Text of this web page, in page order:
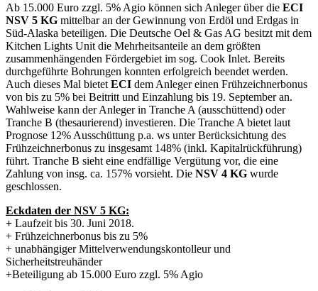
Ab 15.000 Euro zzgl. 5% Agio können sich Anleger über die ECI
NSV 5 KG mittelbar an der Gewinnung von Erdöl und Erdgas in
Süd-Alaska beteiligen. Die Deutsche Oel & Gas AG besitzt mit dem
Kitchen Lights Unit die Mehrheitsanteile an dem größten
zusammenhängenden Fördergebiet im sog. Cook Inlet. Bereits
durchgeführte Bohrungen konnten erfolgreich beendet werden.
Auch dieses Mal bietet ECI dem Anleger einen Frühzeichnerbonus
von bis zu 5% bei Beitritt und Einzahlung bis 19. September an.
Wahlweise kann der Anleger in Tranche A (ausschüttend) oder
Tranche B (thesaurierend) investieren. Die Tranche A bietet laut
Prognose 12% Ausschüttung p.a. ws unter Berücksichtung des
Frühzeichnerbonus zu insgesamt 148% (inkl. Kapitalrückführung)
führt. Tranche B sieht eine endfällige Vergütung vor, die eine
Zahlung von insg. ca. 157% vorsieht. Die NSV 4 KG wurde
geschlossen.
Eckdaten der NSV 5 KG:
+ Laufzeit bis 30. Juni 2018.
+ Frühzeichnerbonus bis zu 5%
+ unabhängiger Mittelverwendungskontolleur und
Sicherheitstreuhänder
+Beteiligung ab 15.000 Euro zzgl. 5% Agio